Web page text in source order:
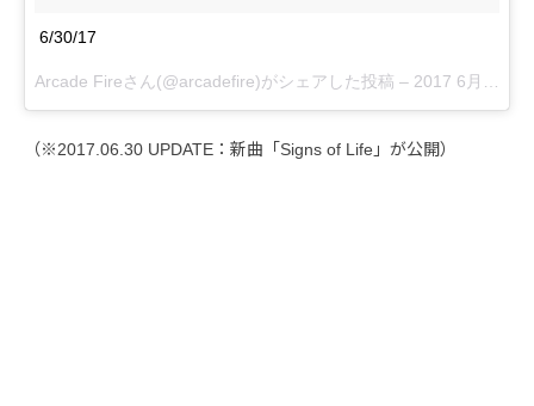
6/30/17
Arcade Fireさん(@arcadefire)がシェアした投稿 – 2017 6月 28 8:14午前 PDT
（※2017.06.30 UPDATE：新曲「Signs of Life」が公開）